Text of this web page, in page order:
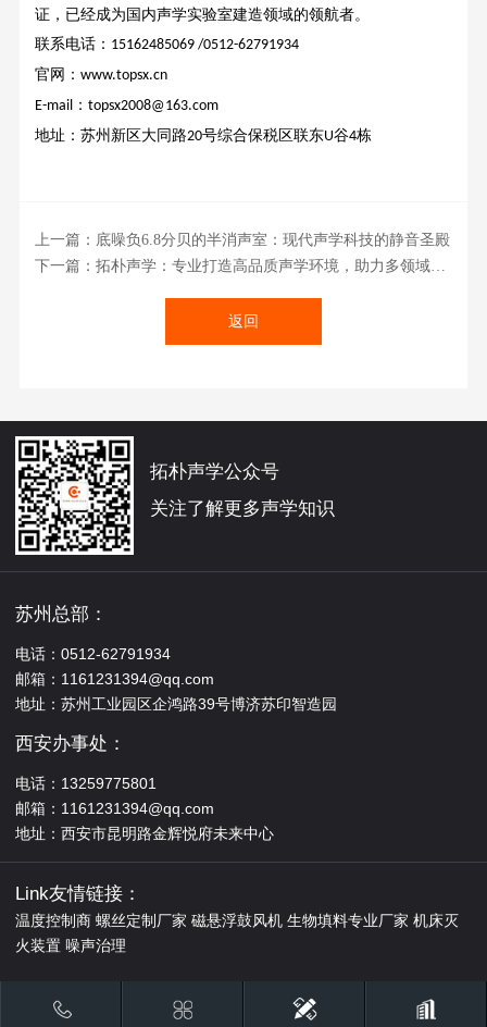
证，已经成为国内声学实验室建造领域的领航者。
联系电话： 15162485069 /0512-62791934
官网：www.topsx.cn
E-mail ： topsx2008@163.com
地址：苏州新区大同路20号综合保税区联东U谷4栋
上一篇：底噪负6.8分贝的半消声室：现代声学科技的静音圣殿
下一篇：拓朴声学：专业打造高品质声学环境，助力多领域发展
返回
拓朴声学公众号
关注了解更多声学知识
苏州总部：
电话：0512-62791934
邮箱：1161231394@qq.com
地址：苏州工业园区企鸿路39号博济苏印智造园
西安办事处：
电话：13259775801
邮箱：1161231394@qq.com
地址：西安市昆明路金辉悦府未来中心
Link友情链接：
温度控制商 螺丝定制厂家 磁悬浮鼓风机 生物填料专业厂家 机床灭
火装置 噪声治理